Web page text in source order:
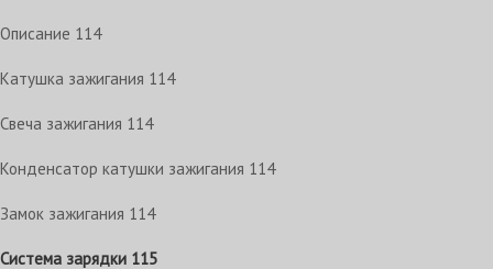
Описание 114
Катушка зажигания 114
Свеча зажигания 114
Конденсатор катушки зажигания 114
Замок зажигания 114
Система зарядки 115